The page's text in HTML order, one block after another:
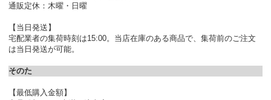
通販定休：木曜・日曜
【当日発送】
宅配業者の集荷時刻は15:00。当店在庫のある商品で、集荷前のご注文
は当日発送が可能。
そのた
【最低購入金額】